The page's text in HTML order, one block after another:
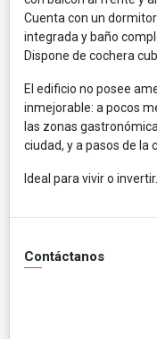
Cuenta con un
integrada y baño
Dispone de cochera
El edificio no posee
inmejorable: a pocos
las zonas
ciudad, y a pasos de la
Ideal para vivir o
Contáctanos